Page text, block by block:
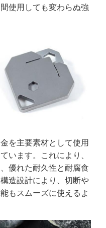
使用しても変わらぬ強
を主要素材として使用
います。これにより、
優れた耐久性と耐腐食
造設計により、切断や
もスムーズに使えるよ